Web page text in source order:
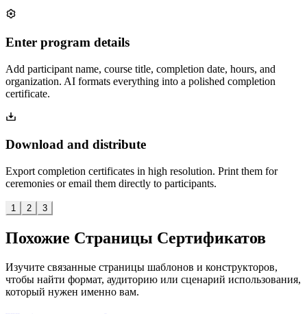
Enter program details
Add participant name, course title, completion date, hours, and
organization. AI formats everything into a polished completion
certificate.
Download and distribute
Export completion certificates in high resolution. Print them for
ceremonies or email them directly to participants.
1 2 3
Похожие Страницы Сертификатов
Изучите связанные страницы шаблонов и конструкторов,
чтобы найти формат, аудиторию или сценарий использования,
который нужен именно вам.